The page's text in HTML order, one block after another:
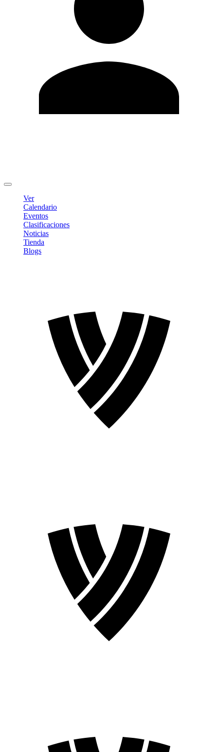
Ver
Calendario
Eventos
Clasificaciones
Noticias
Tienda
Blogs